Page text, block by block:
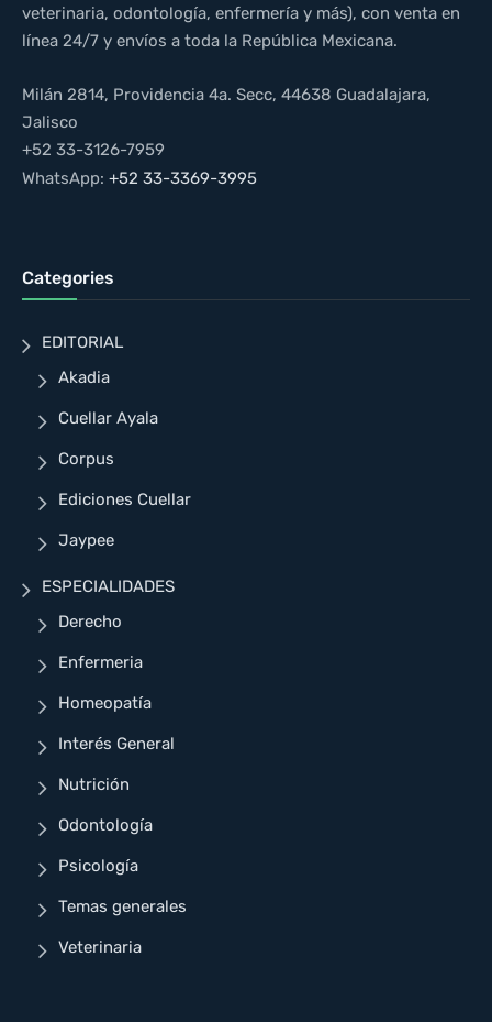
veterinaria, odontología, enfermería y más), con venta en
línea 24/7 y envíos a toda la República Mexicana.
Milán 2814, Providencia 4a. Secc, 44638 Guadalajara,
Jalisco
+52 33-3126-7959
WhatsApp: +52 33-3369-3995
Categories
EDITORIAL
Akadia
Cuellar Ayala
Corpus
Ediciones Cuellar
Jaypee
ESPECIALIDADES
Derecho
Enfermeria
Homeopatía
Interés General
Nutrición
Odontología
Psicología
Temas generales
Veterinaria